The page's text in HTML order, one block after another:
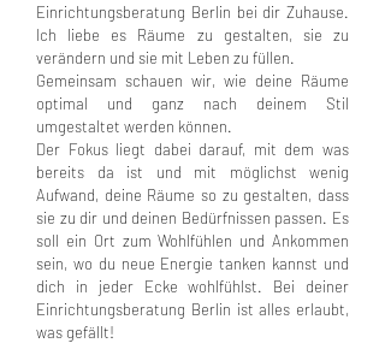
Einrichtungsberatung Berlin bei dir Zuhause.
Ich liebe es Räume zu gestalten, sie zu
verändern und sie mit Leben zu füllen.
Gemeinsam schauen wir, wie deine Räume
optimal und ganz nach deinem Stil
umgestaltet werden können.
Der Fokus liegt dabei darauf, mit dem was
bereits da ist und mit möglichst wenig
Aufwand, deine Räume so zu gestalten, dass
sie zu dir und deinen Bedürfnissen passen. Es
soll ein Ort zum Wohlfühlen und Ankommen
sein, wo du neue Energie tanken kannst und
dich in jeder Ecke wohlfühlst. Bei deiner
Einrichtungsberatung Berlin ist alles erlaubt,
was gefällt!